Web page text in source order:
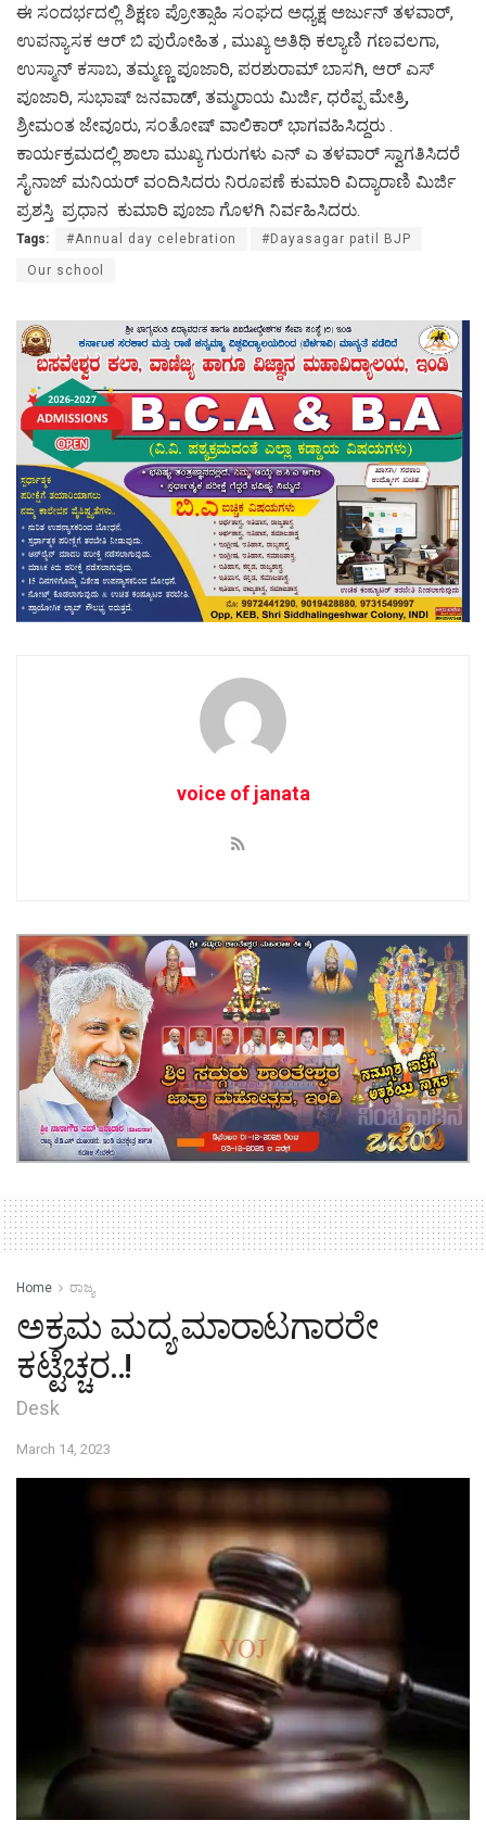
ಈ‌‌ ಸಂದರ್ಭದಲ್ಲಿ ಶಿಕ್ಷಣ ಪ್ರೋತ್ಸಾಹಿ ಸಂಘದ ಅಧ್ಯಕ್ಷ ಅರ್ಜುನ್ ತಳವಾರ್,
ಉಪನ್ಯಾಸಕ ಆರ್ ಬಿ ಪುರೋಹಿತ , ಮುಖ್ಯ ಅತಿಥಿ ಕಲ್ಯಾಣಿ ಗಣವಲಗಾ,
ಉಸ್ಮಾನ್ ಕಸಾಬ, ತಮ್ಮಣ್ಣ ಪೂಜಾರಿ, ಪರಶುರಾಮ್ ಬಾಸಗಿ, ಆರ್ ಎಸ್
ಪೂಜಾರಿ, ಸುಭಾಷ್ ಜನವಾಡ್, ತಮ್ಮರಾಯ ಮಿರ್ಜಿ, ಧರೆಪ್ಪ ಮೇತ್ರಿ,
ಶ್ರೀಮಂತ ಜೇವೂರು, ಸಂತೋಷ್ ವಾಲಿಕಾರ್ ಭಾಗವಹಿಸಿದ್ದರು .
ಕಾರ್ಯಕ್ರಮದಲ್ಲಿ ಶಾಲಾ ಮುಖ್ಯ ಗುರುಗಳು ಎನ್ ಎ ತಳವಾರ್ ಸ್ವಾಗತಿಸಿದರೆ
ಸೈನಾಜ್ ಮನಿಯರ್ ವಂದಿಸಿದರು ನಿರೂಪಣೆ ಕುಮಾರಿ ವಿದ್ಯಾರಾಣಿ ಮಿರ್ಜಿ
ಪ್ರಶಸ್ತಿ ಪ್ರಧಾನ ಕುಮಾರಿ ಪೂಜಾ ಗೊಳಗಿ ನಿರ್ವಹಿಸಿದರು.
Tags: #Annual day celebration #Dayasagar patil BJP
Our school
voice of janata
Home ರಾಜ್ಯ
ಅಕ್ರಮ ಮದ್ಯ ಮಾರಾಟಗಾರರೇ
ಕಟ್ಟೆಚ್ಚರ..!
Desk
March 14, 2023